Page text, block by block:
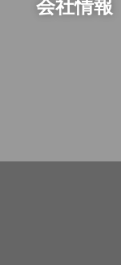
会社情報